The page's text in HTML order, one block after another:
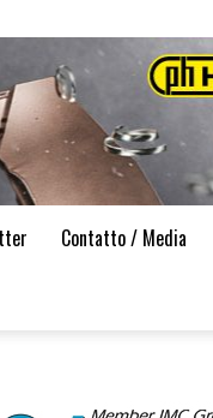
Contatto / Media